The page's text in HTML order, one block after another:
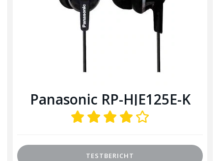
Panasonic RP-HJE125E-K
TESTBERICHT